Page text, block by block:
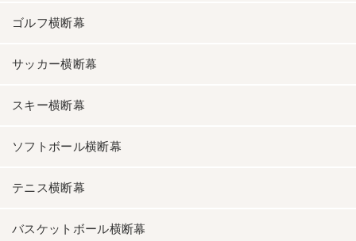
ゴルフ横断幕
サッカー横断幕
スキー横断幕
ソフトボール横断幕
テニス横断幕
バスケットボール横断幕